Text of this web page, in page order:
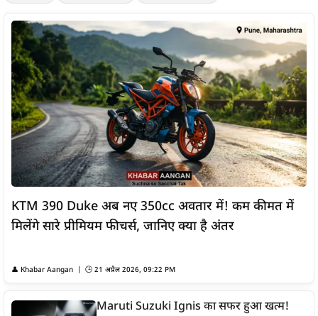
KTM 390 Duke अब नए 350cc अवतार में! कम कीमत में
मिलेंगे सारे प्रीमियम फीचर्स, जानिए क्या है अंतर
👤 Khabar Aangan | 🕒 21 अप्रैल 2026, 09:22 PM
Maruti Suzuki Ignis का सफर हुआ खत्म!